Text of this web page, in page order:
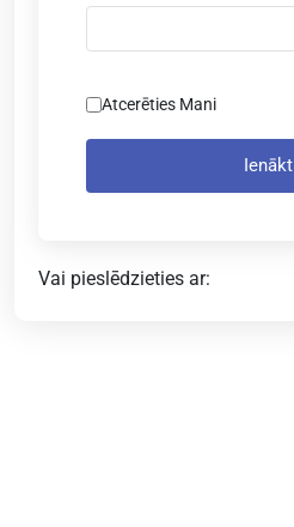
Atcerēties Mani
Ienākt
Vai pieslēdzieties ar: